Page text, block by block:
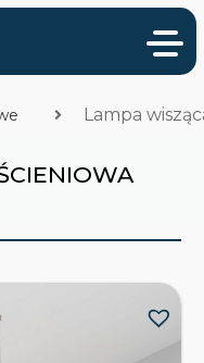
Lampa